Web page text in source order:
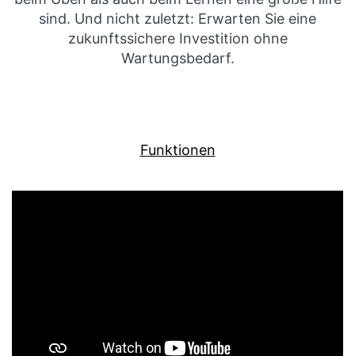
sind. Und nicht zuletzt: Erwarten Sie eine
zukunftssichere Investition ohne
Wartungsbedarf.
Funktionen